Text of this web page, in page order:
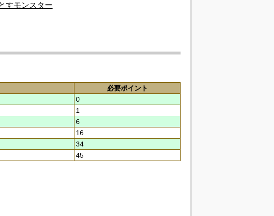
すモンスター
必要ポイント
0
1
6
16
34
45